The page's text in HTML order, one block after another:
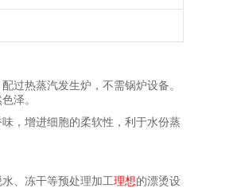
过热蒸汽发生炉，不需锅炉设备。
泽。
，增进细胞的柔软性，利于水份蒸
、冻干等预处理加工理想的漂烫设